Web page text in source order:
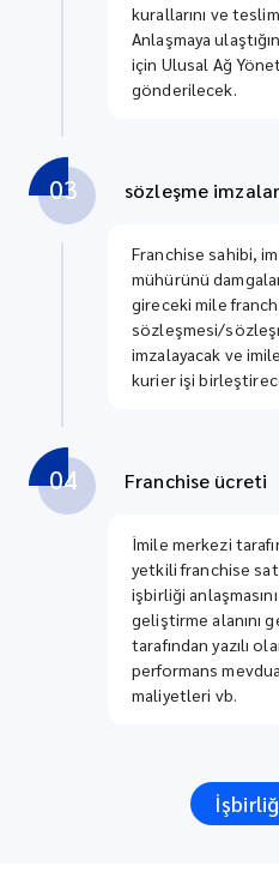
kurallarını ve
Anlaşmaya
için Ulusal Ağ
gönderilecek.
03 sözleşme
Franchise sahibi,
mühürünü
gireceki mile
sözleşmesi/
imzalayacak ve
kurier işi
04 Franchise ücreti
İmile merkezi
yetkili franchise
işbirliği
geliştirme alanını
tarafından yazılı
performans
maliyetleri vb.